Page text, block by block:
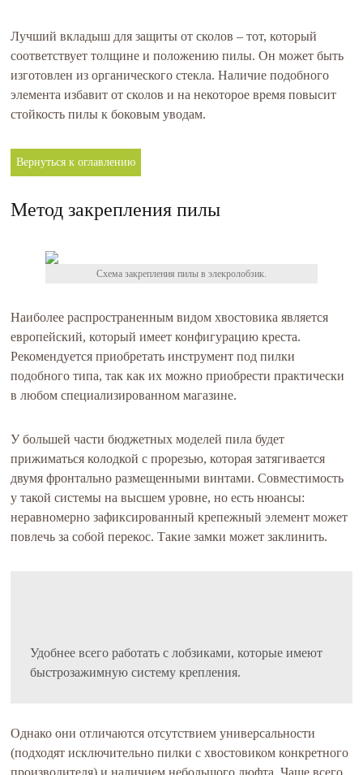
Лучший вкладыш для защиты от сколов – тот, который
соответствует толщине и положению пилы. Он может быть
изготовлен из органического стекла. Наличие подобного
элемента избавит от сколов и на некоторое время повысит
стойкость пилы к боковым уводам.
Вернуться к оглавлению
Метод закрепления пилы
Схема закрепления пилы в элекролобзик.
Наиболее распространенным видом хвостовика является
европейский, который имеет конфигурацию креста.
Рекомендуется приобретать инструмент под пилки
подобного типа, так как их можно приобрести практически
в любом специализированном магазине.
У большей части бюджетных моделей пила будет
прижиматься колодкой с прорезью, которая затягивается
двумя фронтально размещенными винтами. Совместимость
у такой системы на высшем уровне, но есть нюансы:
неравномерно зафиксированный крепежный элемент может
повлечь за собой перекос. Такие замки может заклинить.
Удобнее всего работать с лобзиками, которые имеют
быстрозажимную систему крепления.
Однако они отличаются отсутствием универсальности
(подходят исключительно пилки с хвостовиком конкретного
производителя) и наличием небольшого люфта. Чаще всего